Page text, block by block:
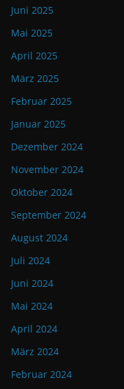
Juni 2025
Mai 2025
April 2025
März 2025
Februar 2025
Januar 2025
Dezember 2024
November 2024
Oktober 2024
September 2024
August 2024
Juli 2024
Juni 2024
Mai 2024
April 2024
März 2024
Februar 2024